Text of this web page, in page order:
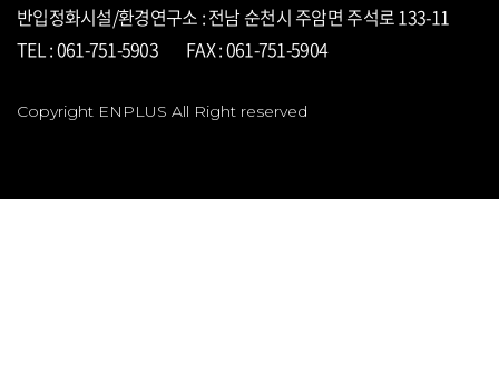
반입정화시설/환경연구소 : 전남 순천시 주암면 주석로 133-11
TEL : 061-751-5903
FAX : 061-751-5904
Copyright ENPLUS All Right reserved